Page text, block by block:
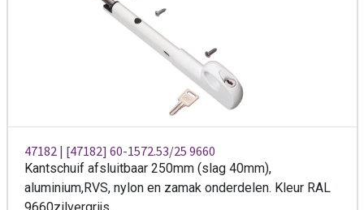
47182 | [47182] 60-1572.53/25 9660
Kantschuif afsluitbaar 250mm (slag 40mm),
aluminium,RVS, nylon en zamak onderdelen. Kleur RAL
9660zilvergrijs.